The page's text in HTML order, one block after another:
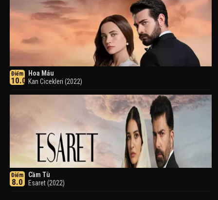
Điểm
10.0
Hoa Máu
Kan Cicekleri (2022)
Điểm
8.0
Cầm Tù
Esaret (2022)